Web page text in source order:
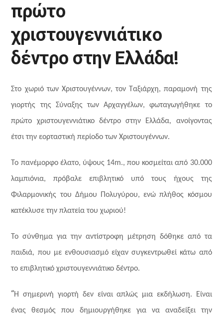
πρώτο
χριστουγεννιάτικο
δέντρο στην Ελλάδα!
Στο χωριό των Χριστουγέννων, τον Ταξιάρχη, παραμονή της
γιορτής της Σύναξης των Αρχαγγέλων, φωταγωγήθηκε το
πρώτο χριστουγεννιάτικο δέντρο στην Ελλάδα, ανοίγοντας
έτσι την εορταστική περίοδο των Χριστουγέννων.
Το πανέμορφο έλατο, ύψους 14m., που κοσμείται από 30.000
λαμπιόνια, πρόβαλε επιβλητικό υπό τους ήχους της
Φιλαρμονικής του Δήμου Πολυγύρου, ενώ πλήθος κόσμου
κατέκλυσε την πλατεία του χωριού!
Το σύνθημα για την αντίστροφη μέτρηση δόθηκε από τα
παιδιά, που με ενθουσιασμό είχαν συγκεντρωθεί κάτω από
το επιβλητικό χριστουγεννιάτικο δέντρο.
“Η σημερινή γιορτή δεν είναι απλώς μια εκδήλωση. Είναι
ένας θεσμός που δημιουργήθηκε για να αναδείξει την